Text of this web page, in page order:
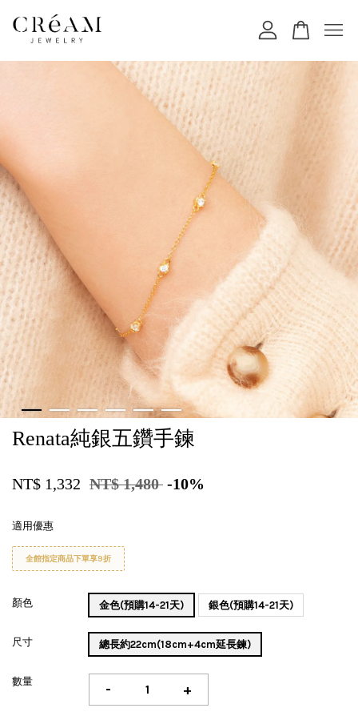
Renata純銀五鑽手鍊
NT$ 1,332 NT$ 1,480 -10%
適用優惠
全館指定商品下單享9折
顏色 金色(預購14-21天) 銀色(預購14-21天)
尺寸 總長約22cm(18cm+4cm延長鍊)
數量 - +
您的購物車目前還是空的。
繼續購物